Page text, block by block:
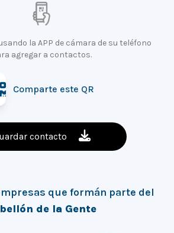
la APP de cámara de su teléfono
agregar a contactos.
Comparte este QR
contacto
que formán parte del
de la Gente